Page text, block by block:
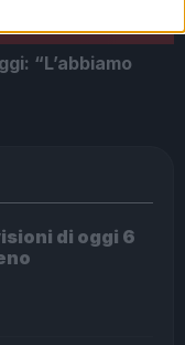
“L’abbiamo
di oggi 6